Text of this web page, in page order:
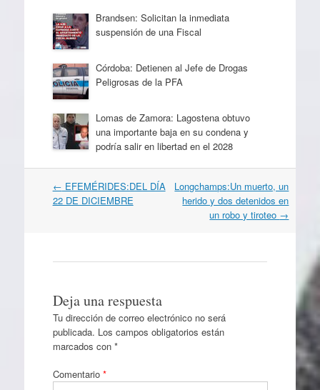
Brandsen: Solicitan la inmediata
suspensión de una Fiscal
Córdoba: Detienen al Jefe de Drogas
Peligrosas de la PFA
Lomas de Zamora: Lagostena obtuvo
una importante baja en su condena y
podría salir en libertad en el 2028
Navegación
por
← EFEMÉRIDES:DEL DÍA
22 DE DICIEMBRE
Longchamps:Un muerto, un
herido y dos detenidos en
un robo y tiroteo →
Deja una respuesta
Tu dirección de correo electrónico no será
publicada. Los campos obligatorios están
marcados con *
Comentario *